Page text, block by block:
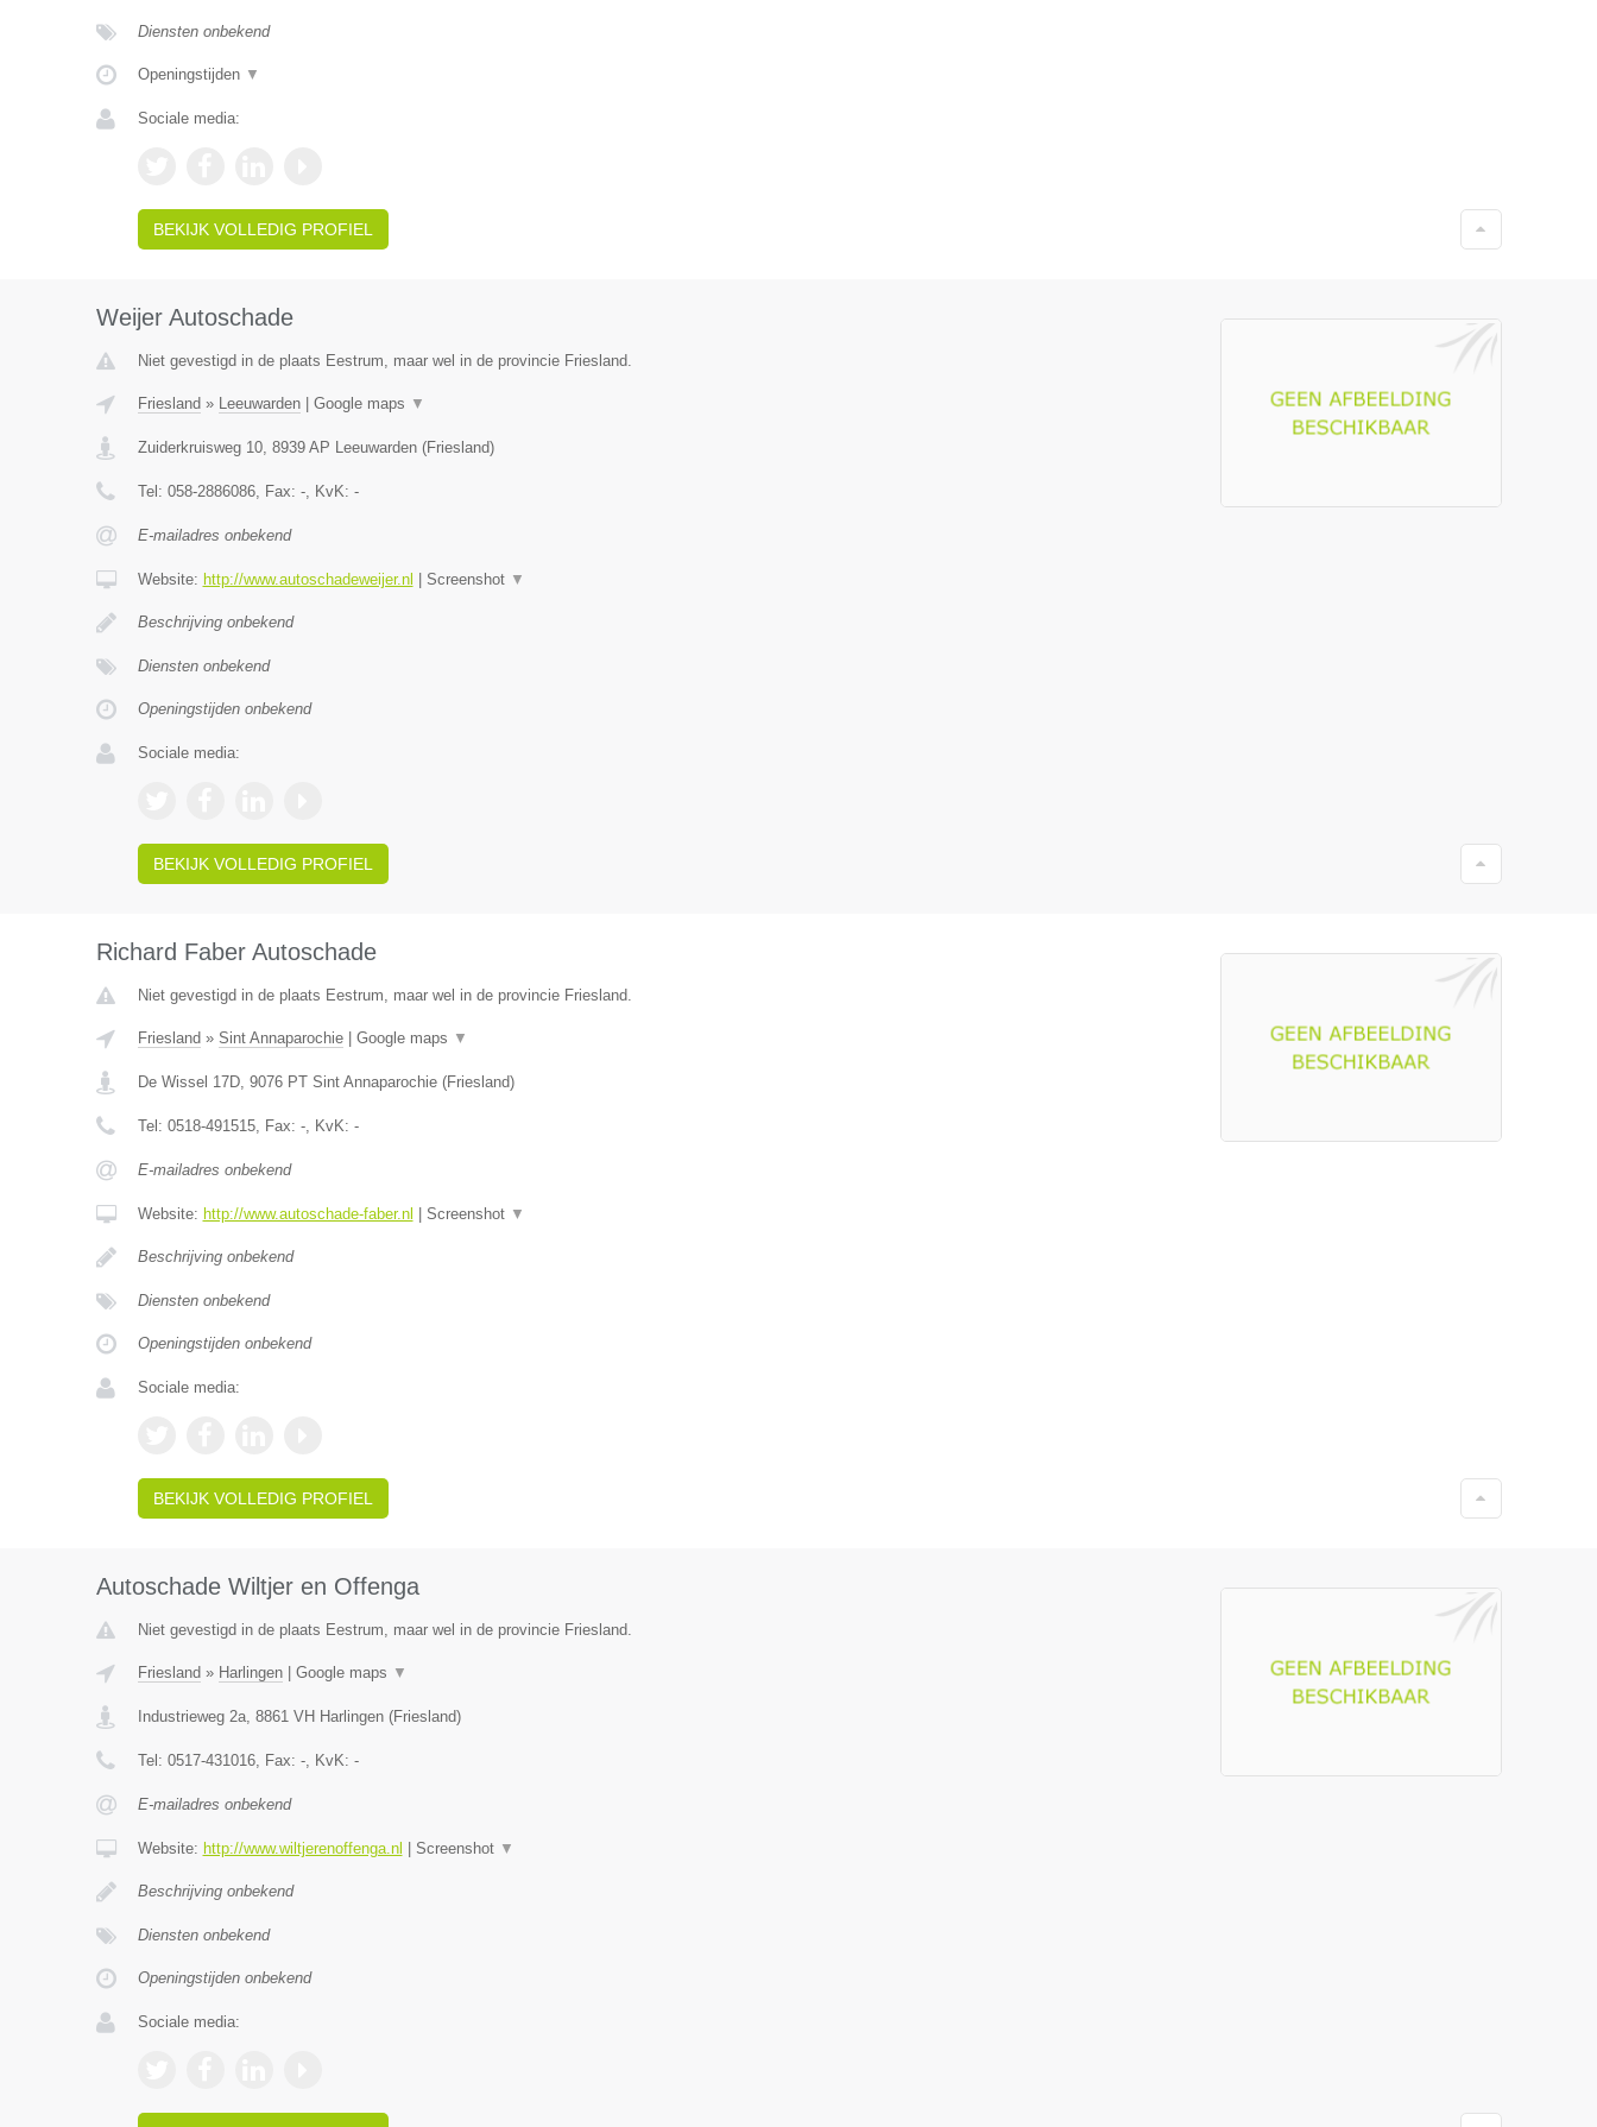
Diensten onbekend
Openingstijden ▼
Sociale media:
BEKIJK VOLLEDIG PROFIEL
Weijer Autoschade
Niet gevestigd in de plaats Eestrum, maar wel in de provincie Friesland.
Friesland » Leeuwarden| Google maps ▼
Zuiderkruisweg 10, 8939 AP Leeuwarden(Friesland)
Tel: 058-2886086, Fax: -, KvK: -
E-mailadres onbekend
Website: http://www.autoschadeweijer.nl Screenshot ▼
Beschrijving onbekend
Diensten onbekend
Openingstijden onbekend
Sociale media:
BEKIJK VOLLEDIG PROFIEL
Richard Faber Autoschade
Niet gevestigd in de plaats Eestrum, maar wel in de provincie Friesland.
Friesland » Sint Annaparochie| Google maps ▼
De Wissel 17D, 9076 PT Sint Annaparochie(Friesland)
Tel: 0518-491515, Fax: -, KvK: -
E-mailadres onbekend
Website: http://www.autoschade-faber.nl Screenshot ▼
Beschrijving onbekend
Diensten onbekend
Openingstijden onbekend
Sociale media:
BEKIJK VOLLEDIG PROFIEL
Autoschade Wiltjer en Offenga
Niet gevestigd in de plaats Eestrum, maar wel in de provincie Friesland.
Friesland » Harlingen| Google maps ▼
Industrieweg 2a, 8861 VH Harlingen(Friesland)
Tel: 0517-431016, Fax: -, KvK: -
E-mailadres onbekend
Website: http://www.wiltjerenoffenga.nl Screenshot ▼
Beschrijving onbekend
Diensten onbekend
Openingstijden onbekend
Sociale media: